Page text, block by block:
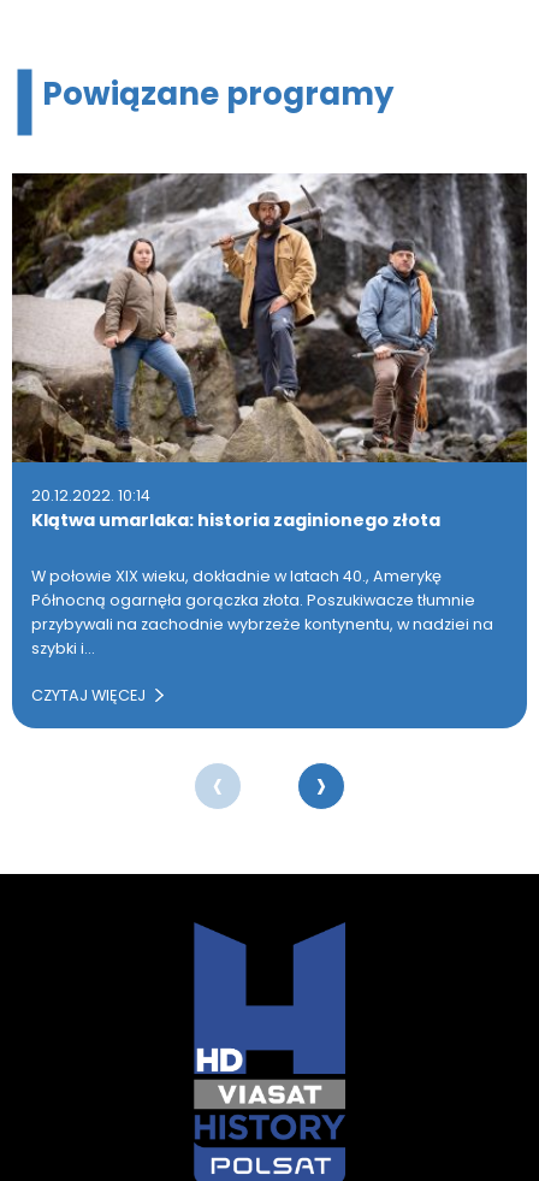
Powiązane programy
20.12.2022. 10:14
Klątwa umarlaka: historia zaginionego złota
W połowie XIX wieku, dokładnie w latach 40., Amerykę
Północną ogarnęła gorączka złota. Poszukiwacze tłumnie
przybywali na zachodnie wybrzeże kontynentu, w nadziei na
szybki i…
CZYTAJ WIĘCEJ
‹ ›